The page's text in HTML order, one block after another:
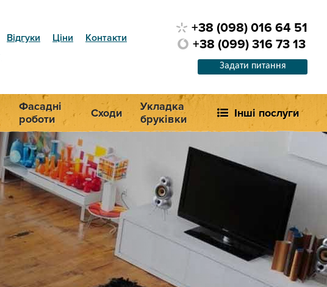
Відгуки Ціни Контакти
+38 (098) 016 64 51
+38 (099) 316 73 13
Задати питання
Фасадні
роботи
Сходи
Укладка
бруківки
Інші послуги